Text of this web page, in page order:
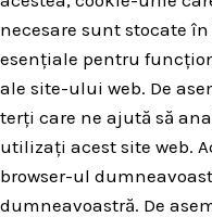
necesare sunt stocate
esențiale pentru
ale site-ului web. De
terți care ne ajută să
utilizați acest site web.
browser-ul
dumneavoastră. De